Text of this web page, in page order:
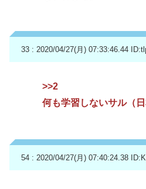
33 : 2020/04/27(月) 07:33:46.44
>>2
何も学習しないサル（日
54 : 2020/04/27(月) 07:40:24.38